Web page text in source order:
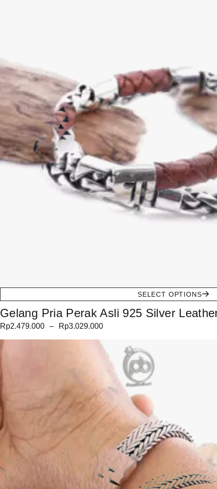
SELECT OPTIONS
Gelang Pria Perak Asli 925 Silver
Rp2.479.000 – Rp3.029.000